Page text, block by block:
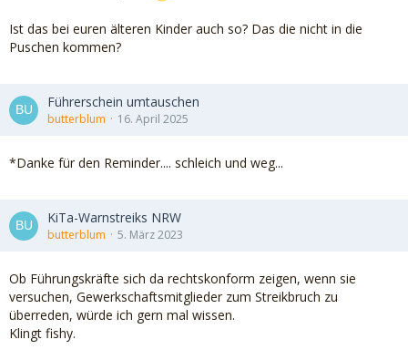
Ist das bei euren älteren Kinder auch so? Das die nicht in die
Puschen kommen?
Führerschein umtauschen
butterblum 16. April 2025
*Danke für den Reminder.... schleich und weg...
KiTa-Warnstreiks NRW
butterblum 5. März 2023
Ob Führungskräfte sich da rechtskonform zeigen, wenn sie
versuchen, Gewerkschaftsmitglieder zum Streikbruch zu
überreden, würde ich gern mal wissen.
Klingt fishy.